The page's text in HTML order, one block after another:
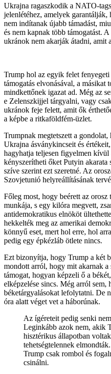
Ukrajna ragaszkodik a NATO-
jelenlétéhez, amelyek
nem indítanak újabb támadást,
és nem kapnak több támogatást.
ukránok nem akarják átadni, amit
Trump hol az egyik felet
támogatás elvonásával, a másikat
mindkettőnek igazat ad. Még az
e Zelenszkijjel tárgyalni, vagy
ukránok feje felett, amit ők
a képbe a ritkaföldfém-üzlet.
Trumpnak megtetszett a
Ukrajna ásványkincseit és
hagyhatja teljesen figyelmen
kényszerítheti őket Putyin akarata
szíve szerint ezt szeretné. Az
Szovjetunió helyreállításának
Főleg most, hogy beérett az
munkája, s egy kilóra megvett,
antidemokratikus elnököt
hekkelték meg az amerikai
könnyű eset, mert hol erre, hol
pedig egy épkézláb ötlete nincs.
Ezt bizonyítja, hogy Trump a két
mondott arról, hogy mit akarnak
támogat, hogyan képzeli ő a
elképzelése sincs. Még arról sem,
béketárgyalásokat lefolytatni. De
óra alatt véget vet a háborúnak.
Az ígéreteit pedig senki
Leginkább azok nem, akik
hisztérikus állapotban
tehetségtelennek
Trump csak rombol és
csinálni.